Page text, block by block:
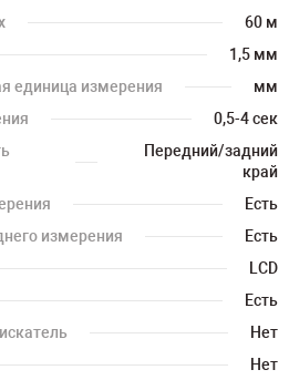
60 м
1,5 мм
единица измерения
мм
0,5-4 сек
Передний/задний
край
Есть
измерения
Есть
LCD
Есть
Нет
Нет